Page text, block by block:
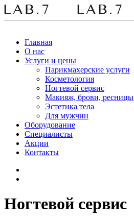
Главная
О нас
Услуги и цены
Парикмахерские услуги
Косметология
Ногтевой сервис
Макияж, брови, ресницы
Эстетика тела
Для мужчин
Оборудование
Специалисты
Акции
Контакты
Ногтевой сервис